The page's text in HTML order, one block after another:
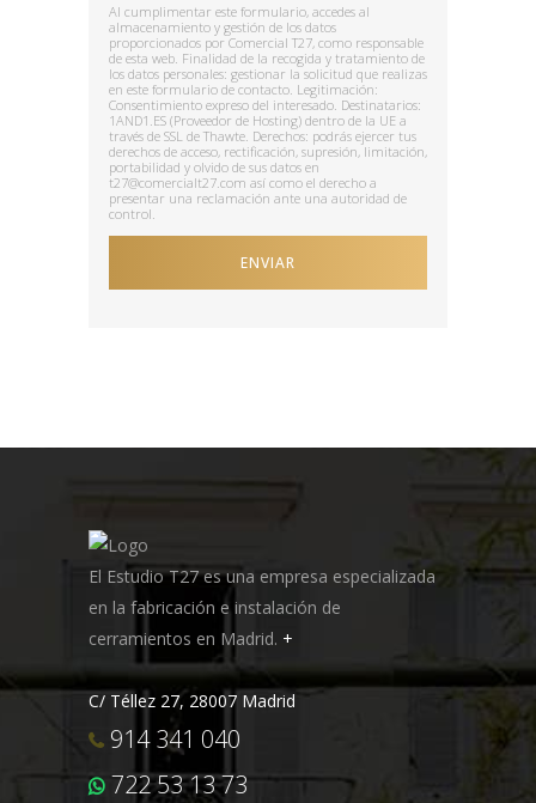
Al cumplimentar este formulario, accedes al
almacenamiento y gestión de los datos
proporcionados por Comercial T27, como responsable
de esta web. Finalidad de la recogida y tratamiento de
los datos personales: gestionar la solicitud que realizas
en este formulario de contacto. Legitimación:
Consentimiento expreso del interesado. Destinatarios:
1AND1.ES (Proveedor de Hosting) dentro de la UE a
través de SSL de Thawte. Derechos: podrás ejercer tus
derechos de acceso, rectificación, supresión, limitación,
portabilidad y olvido de sus datos en
t27@comercialt27.com así como el derecho a
presentar una reclamación ante una autoridad de
control.
El Estudio T27 es una empresa especializada
en la fabricación e instalación de
cerramientos en Madrid. +
C/ Téllez 27, 28007 Madrid
914 341 040
722 53 13 73